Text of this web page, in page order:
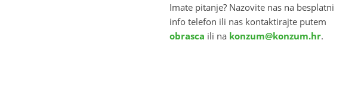
Imate pitanje? Nazovite nas na besplatni
info telefon ili nas kontaktirajte putem
obrasca ili na konzum@konzum.hr.